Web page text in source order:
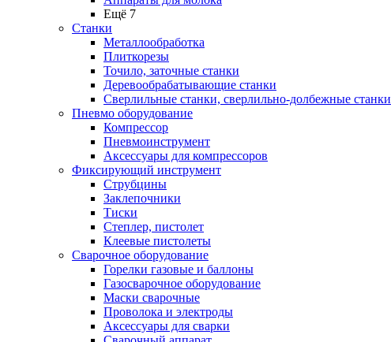
Ещё 7
Станки
Металлообработка
Плиткорезы
Точило, заточные станки
Деревообрабатывающие станки
Сверлильные станки, сверлильно-долбежные станки
Пневмо оборудование
Компрессор
Пневмоинструмент
Аксессуары для компрессоров
Фиксирующий инструмент
Струбцины
Заклепочники
Тиски
Степлер, пистолет
Клеевые пистолеты
Сварочное оборудование
Горелки газовые и баллоны
Газосварочное оборудование
Маски сварочные
Проволока и электроды
Аксессуары для сварки